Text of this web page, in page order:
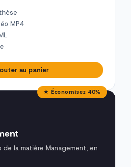
MP4
au panier
★ Économisez 40%
de la matière Management, en